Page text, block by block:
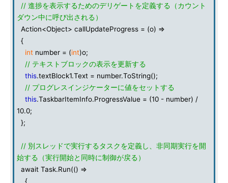
// 進捗を表示するためのデリゲートを定義する（カウント
ダウン中に呼び出される）
Action<Object> callUpdateProgress = (o) =>
{
int number = (int)o;
// テキストブロックの表示を更新する
this.textBlock1.Text = number.ToString();
// プログレスインジケーターに値をセットする
this.TaskbarItemInfo.ProgressValue = (10 - number) /
10.0;
};
// 別スレッドで実行するタスクを定義し、非同期実行を開
始する（実行開始と同時に制御が戻る）
await Task.Run(() =>
{